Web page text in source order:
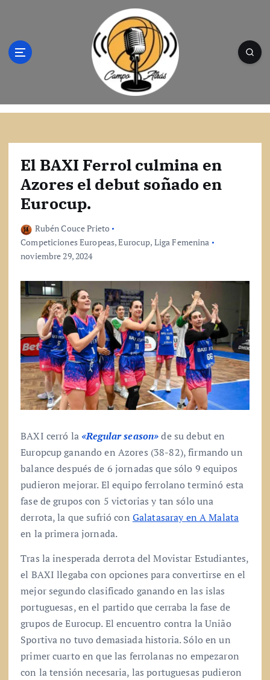
l
Campo Atrás - Tu web de baloncesto donde
mundo de la canasta. Crónicas, noticias,
artículos y fotos del mejor baloncesto
El BAXI Ferrol culmina en
Azores el debut soñado en
Eurocup.
Rubén Couce Prieto
Competiciones Europeas,Eurocup, Liga Femenina
noviembre 29, 2024
BAXI cerró la«Regular season»de su debut en
Europcup ganando en Azores (38-82), firmando un
balance después de 6 jornadas que sólo 9 equipos
pudieron mejorar. El equipo ferrolano terminó esta
fase de grupos con 5 victorias y tan sólo una
derrota, la que sufrió con Galatasaray en A Malata
en la primera jornada.
Tras la inesperada derrota del Movistar Estudiantes,
el BAXI llegaba con opciones para convertirse en el
mejor segundo clasificado ganando en las islas
portuguesas, en el partido que cerraba la fase de
grupos de Eurocup. El encuentro contra la União
Sportiva no tuvo demasiada historia. Sólo en un
primer cuarto en que las ferrolanas no empezaron
con la tensión necesaria, las portuguesas pudieron